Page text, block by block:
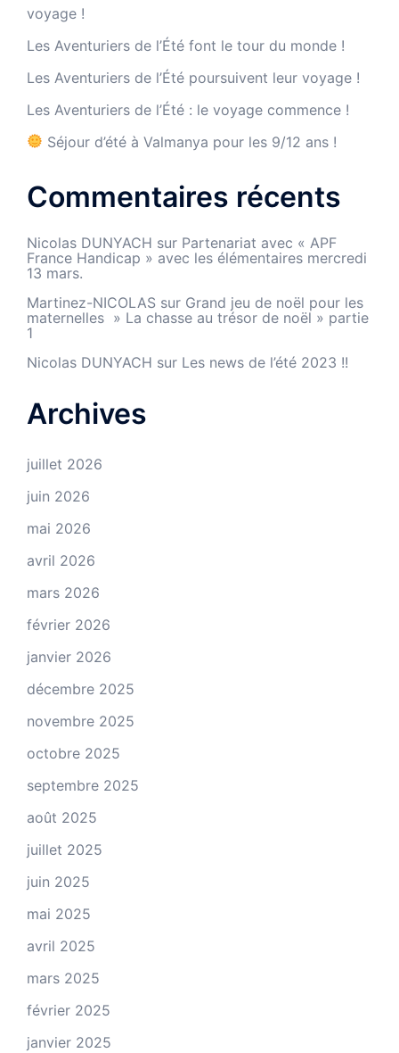
voyage !
Les Aventuriers de l’Été font le tour du monde !
Les Aventuriers de l’Été poursuivent leur voyage !
Les Aventuriers de l’Été : le voyage commence !
Séjour d’été à Valmanya pour les 9/12 ans !
Commentaires récents
Nicolas DUNYACH sur Partenariat avec « APF
France Handicap » avec les élémentaires mercredi
13 mars.
Martinez-NICOLAS sur Grand jeu de noël pour les
maternelles » La chasse au trésor de noël » partie
1
Nicolas DUNYACH sur Les news de l’été 2023 !!
Archives
juillet 2026
juin 2026
mai 2026
avril 2026
mars 2026
février 2026
janvier 2026
décembre 2025
novembre 2025
octobre 2025
septembre 2025
août 2025
juillet 2025
juin 2025
mai 2025
avril 2025
mars 2025
février 2025
janvier 2025